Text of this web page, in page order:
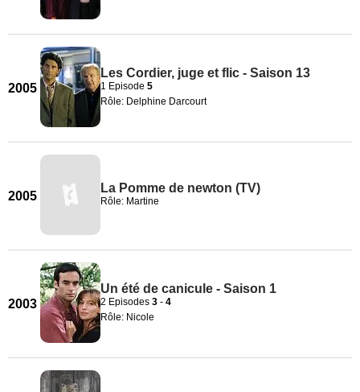
2005
Les Cordier, juge et flic - Saison 13
1 Episode 5
Rôle: Delphine Darcourt
2005
La Pomme de newton (TV)
Rôle: Martine
2003
Un été de canicule - Saison 1
2 Episodes 3 - 4
Rôle: Nicole